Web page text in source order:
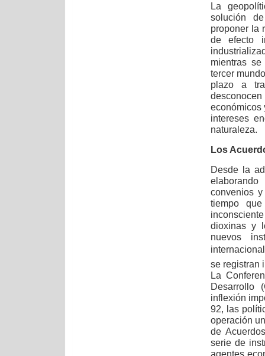
La
solución
proponer la
de efecto
mientras
tercer
plazo a
económicos
intereses
naturaleza.
Los
Desde la
elaborando
convenios
tiempo
dioxinas y
nuevos
se registran
La
Desarrollo
inflexión
92, las
operación
de
serie de
agentes